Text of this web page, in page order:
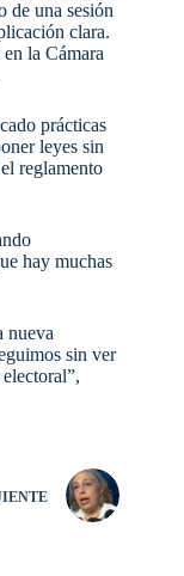
de una sesión
clara.
la Cámara
prácticas
leyes sin
reglamento
hay muchas
nueva
sin ver